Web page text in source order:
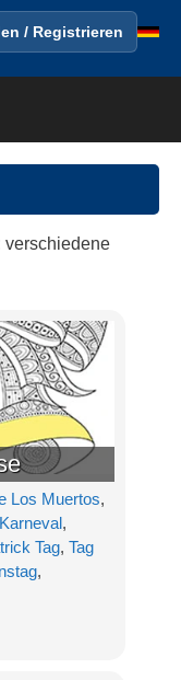
/ Registrieren
verschiedene
Los Muertos,
Karneval,
Tag,Tag
,